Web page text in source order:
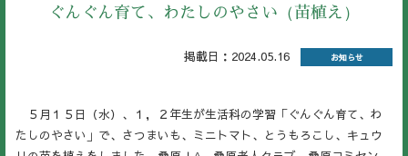
ぐんぐん育て、わたしのやさい（苗植え）
掲載日：2024.05.16 お知らせ
５月１５日（水）、１，２年生が生活科の学習「ぐんぐん育て、わ
たしのやさい」で、さつまいも、ミニトマト、とうもろこし、キュウ